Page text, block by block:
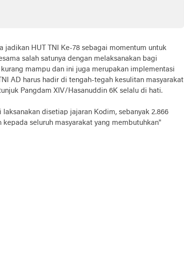
jadikan HUT TNI Ke-78 sebagai momentum untuk
salah satunya dengan melaksanakan bagi
mampu dan ini juga merupakan implementasi
AD harus hadir di tengah-tegah kesulitan masyarakat
Pangdam XIV/Hasanuddin 6K selalu di hati.
disetiap jajaran Kodim, sebanyak 2.866
seluruh masyarakat yang membutuhkan"